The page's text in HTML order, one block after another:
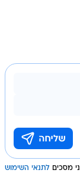
מסכים לתנאי השימוש